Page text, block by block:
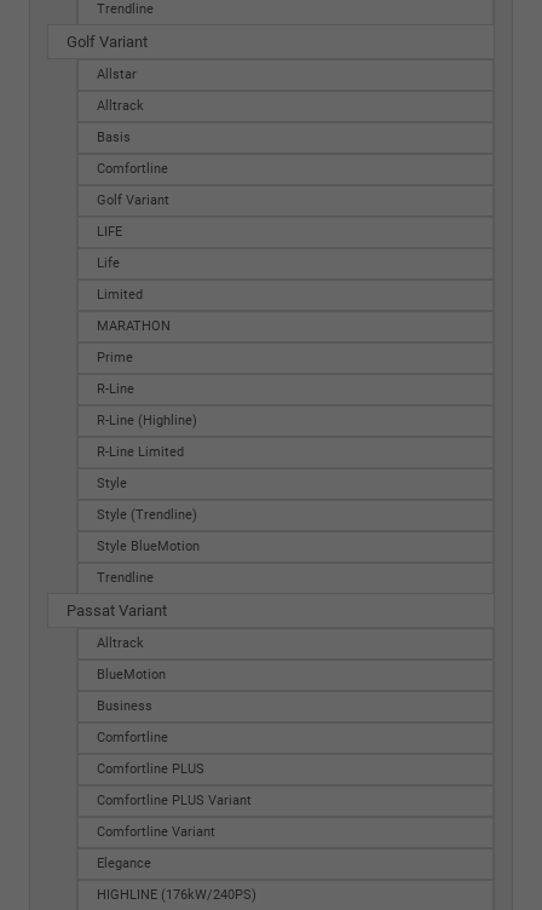
Trendline
Golf Variant
Allstar
Alltrack
Basis
Comfortline
Golf Variant
LIFE
Life
Limited
MARATHON
Prime
R-Line
R-Line (Highline)
R-Line Limited
Style
Style (Trendline)
Style BlueMotion
Trendline
Passat Variant
Alltrack
BlueMotion
Business
Comfortline
Comfortline PLUS
Comfortline PLUS Variant
Comfortline Variant
Elegance
HIGHLINE (176kW/240PS)